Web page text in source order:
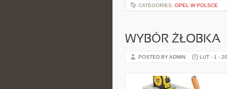
CATEGORIES: OPEL W POLSCE
WYBÓR ŻŁOBKA
POSTED BY ADMIN LUT - 1 -